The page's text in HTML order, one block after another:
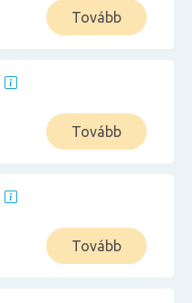
Tovább
Tovább
Tovább